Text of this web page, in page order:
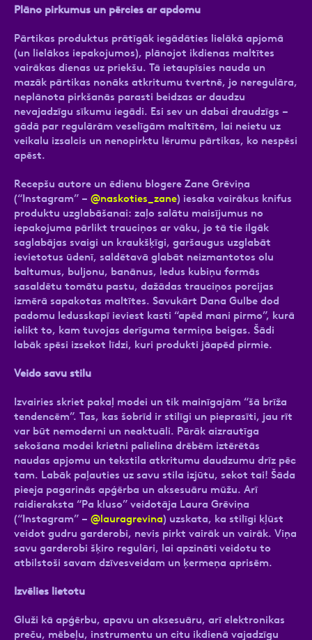
Plāno pirkumus un pērcies ar apdomu
Pārtikas produktus prātīgāk iegādāties lielākā apjomā
(un lielākos iepakojumos), plānojot ikdienas maltītes
vairākas dienas uz priekšu. Tā ietaupīsies nauda un
mazāk pārtikas nonāks atkritumu tvertnē, jo neregulāra,
neplānota pirkšanās parasti beidzas ar daudzu
nevajadzīgu sīkumu iegādi. Esi sev un dabai draudzīgs –
gādā par regulārām veselīgām maltītēm, lai neietu uz
veikalu izsalcis un nenopirktu lērumu pārtikas, ko nespēsi
apēst.
Recepšu autore un ēdienu blogere Zane Grēviņa
(“Instagram” – @naskoties_zane) iesaka vairākus knifus
produktu uzglabāšanai: zaļo salātu maisījumus no
iepakojuma pārlikt trauciņos ar vāku, jo tā tie ilgāk
saglabājas svaigi un kraukšķīgi, garšaugus uzglabāt
ievietotus ūdenī, saldētavā glabāt neizmantotos olu
baltumus, buljonu, banānus, ledus kubiņu formās
sasaldētu tomātu pastu, dažādas trauciņos porcijas
izmērā sapakotas maltītes. Savukārt Dana Gulbe dod
padomu ledusskapī ieviest kasti “apēd mani pirmo”, kurā
ielikt to, kam tuvojas derīguma termiņa beigas. Šādi
labāk spēsi izsekot līdzi, kuri produkti jāapēd pirmie.
Veido savu stilu
Izvairies skriet pakaļ modei un tik mainīgajām “šā brīža
tendencēm”. Tas, kas šobrīd ir stilīgi un pieprasīti, jau rīt
var būt nemoderni un neaktuāli. Pārāk aizrautīga
sekošana modei krietni palielina drēbēm iztērētās
naudas apjomu un tekstila atkritumu daudzumu drīz pēc
tam. Labāk paļauties uz savu stila izjūtu, sekot tai! Šāda
pieeja pagarinās apģērba un aksesuāru mūžu. Arī
raidieraksta “Pa kluso” veidotāja Laura Grēviņa
(“Instagram” – @lauragrevina) uzskata, ka stilīgi kļūst
veidot gudru garderobi, nevis pirkt vairāk un vairāk. Viņa
savu garderobi šķiro regulāri, lai apzināti veidotu to
atbilstoši savam dzīvesveidam un ķermeņa aprisēm.
Izvēlies lietotu
Gluži kā apģērbu, apavu un aksesuāru, arī elektronikas
preču, mēbeļu, instrumentu un citu ikdienā vajadzīgu